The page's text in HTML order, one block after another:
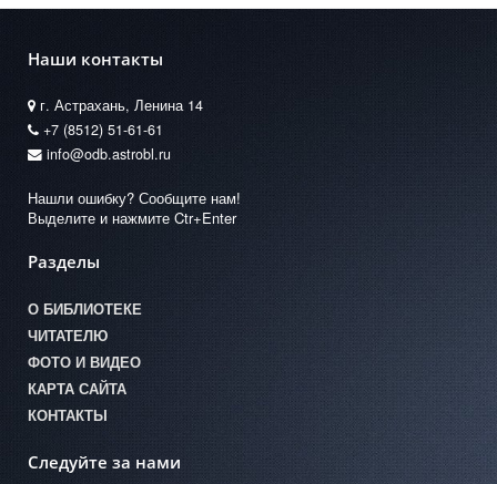
Наши контакты
г. Астрахань, Ленина 14
+7 (8512) 51-61-61
info@odb.astrobl.ru
Нашли ошибку? Сообщите нам!
Выделите и нажмите Ctr+Enter
Разделы
О БИБЛИОТЕКЕ
ЧИТАТЕЛЮ
ФОТО И ВИДЕО
КАРТА САЙТА
КОНТАКТЫ
Следуйте за нами